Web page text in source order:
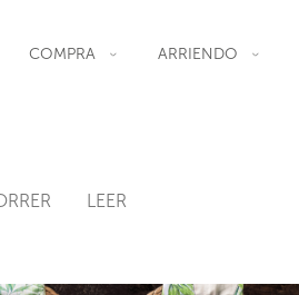
COMPRA ARRIENDO
LEER